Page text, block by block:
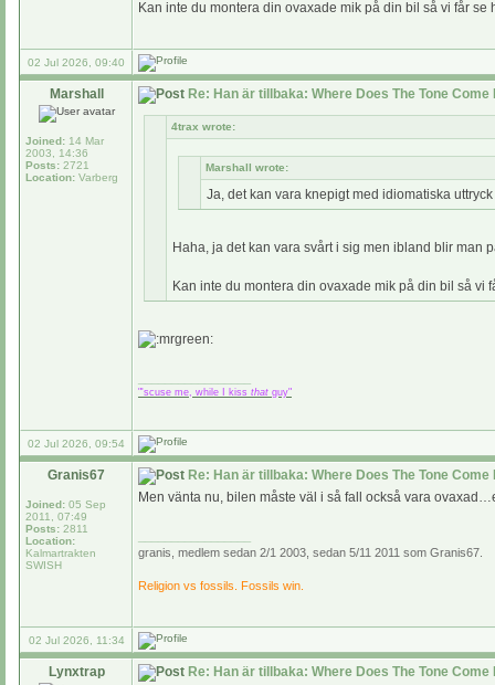
Kan inte du montera din ovaxade mik på din bil så vi får se
02 Jul 2026, 09:40
Marshall
Joined: 14 Mar
2003, 14:36
Posts: 2721
Location: Varberg
Re: Han är tillbaka: Where Does The Tone Come
4trax wrote:
Marshall wrote:
Ja, det kan vara knepigt med idiomatiska
Haha, ja det kan vara svårt i sig men ibland blir man
Kan inte du montera din ovaxade mik på din bil så vi
"'scuse me, while I kiss that guy"
02 Jul 2026, 09:54
Granis67
Joined: 05 Sep
2011, 07:49
Posts: 2811
Location:
Kalmartrakten
SWISH
Re: Han är tillbaka: Where Does The Tone Come
Men vänta nu, bilen måste väl i så fall också vara
granis, medlem sedan 2/1 2003, sedan 5/11 2011 som Granis67.
Religion vs fossils. Fossils win.
02 Jul 2026, 11:34
Lynxtrap
Re: Han är tillbaka: Where Does The Tone Come